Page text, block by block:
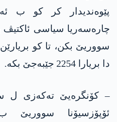
پێوەندیدار کر کو ب
چارەسەریا سیاسی
سووریێ بکن، تا کو
دا بریارا 2254 جێبەجێ بکە.
– کۆنگرەیێ تەکەزی ل
ئۆپۆزسیۆنا سووریێ